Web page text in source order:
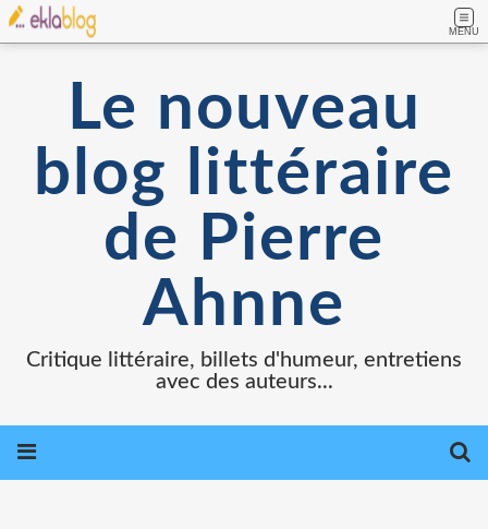
MENU
Le nouveau
blog littéraire
de Pierre
Ahnne
Critique littéraire, billets d'humeur, entretiens
avec des auteurs...